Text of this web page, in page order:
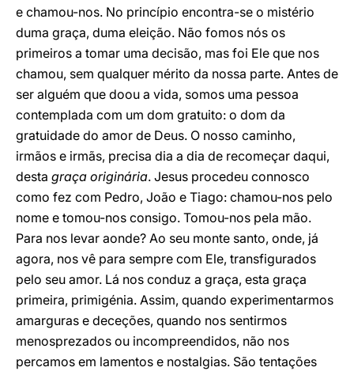
e chamou-nos. No princípio encontra-se o mistério
duma graça, duma eleição. Não fomos nós os
primeiros a tomar uma decisão, mas foi Ele que nos
chamou, sem qualquer mérito da nossa parte. Antes de
ser alguém que doou a vida, somos uma pessoa
contemplada com um dom gratuito: o dom da
gratuidade do amor de Deus. O nosso caminho,
irmãos e irmãs, precisa dia a dia de recomeçar daqui,
desta graça originária. Jesus procedeu connosco
como fez com Pedro, João e Tiago: chamou-nos pelo
nome e tomou-nos consigo. Tomou-nos pela mão.
Para nos levar aonde? Ao seu monte santo, onde, já
agora, nos vê para sempre com Ele, transfigurados
pelo seu amor. Lá nos conduz a graça, esta graça
primeira, primigénia. Assim, quando experimentarmos
amarguras e deceções, quando nos sentirmos
menosprezados ou incompreendidos, não nos
percamos em lamentos e nostalgias. São tentações